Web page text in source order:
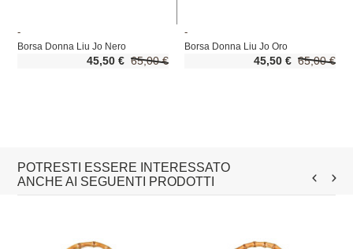
-
Borsa Donna Liu Jo Nero
65,00 €
45,50 €
-
Borsa Donna Liu Jo Oro
65,00 €
45,50 €
POTRESTI ESSERE INTERESSATO
ANCHE AI SEGUENTI PRODOTTI